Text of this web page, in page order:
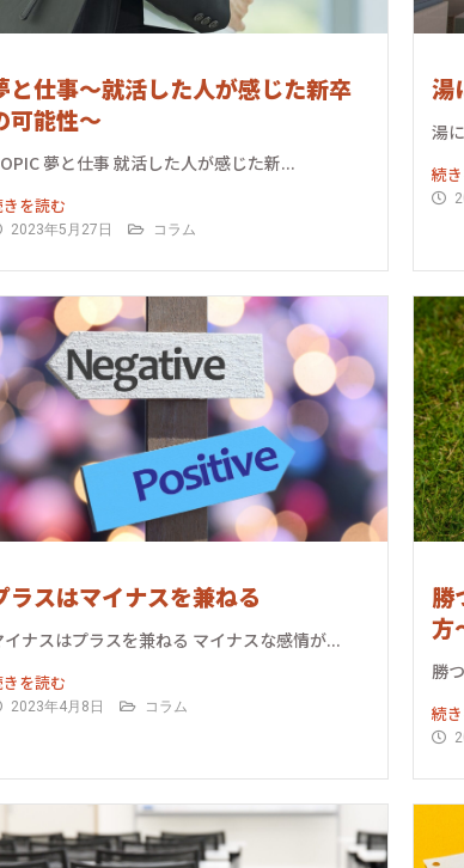
と仕事〜就活した人が感じた新卒
可能性〜
夢と仕事 就活した人が感じた新...
を読む
2023年5月27日 コラム
湯
湯
続
ラスはマイナスを兼ねる
イナスはプラスを兼ねる マイナスな感情が...
を読む
2023年4月8日 コラム
勝
方
勝
続